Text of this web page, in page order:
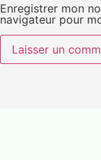
Enregistrer mon
navigateur pour